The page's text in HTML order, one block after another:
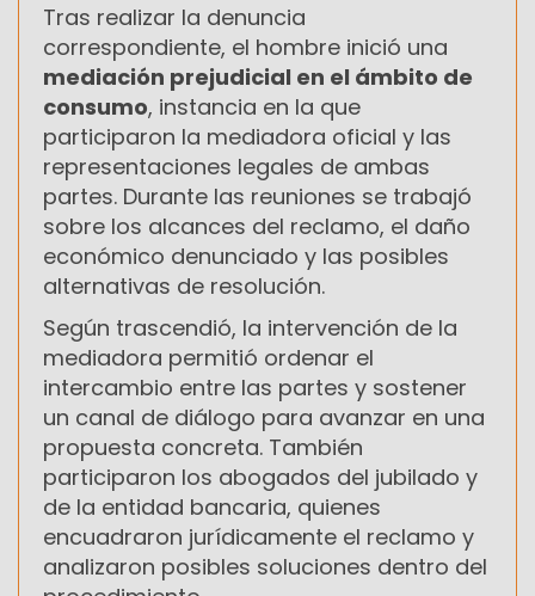
Tras realizar la denuncia
correspondiente, el hombre inició una
mediación prejudicial en el ámbito de
consumo, instancia en la que
participaron la mediadora oficial y las
representaciones legales de ambas
partes. Durante las reuniones se trabajó
sobre los alcances del reclamo, el daño
económico denunciado y las posibles
alternativas de resolución.
Según trascendió, la intervención de la
mediadora permitió ordenar el
intercambio entre las partes y sostener
un canal de diálogo para avanzar en una
propuesta concreta. También
participaron los abogados del jubilado y
de la entidad bancaria, quienes
encuadraron jurídicamente el reclamo y
analizaron posibles soluciones dentro del